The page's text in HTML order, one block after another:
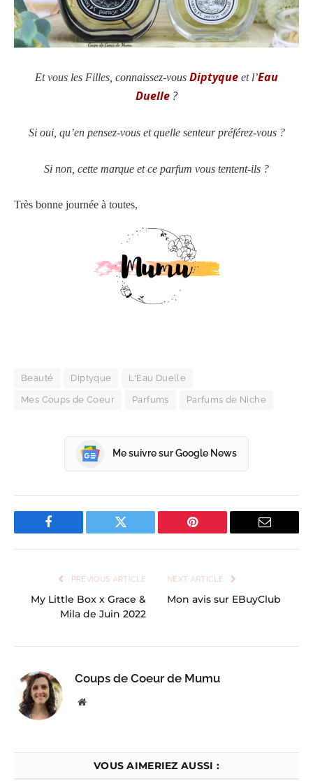
Et vous les Filles, connaissez-vous Diptyque et l’Eau
Duelle ?
Si oui, qu’en pensez-vous et quelle senteur préférez-vous ?
Si non, cette marque et ce parfum vous tentent-ils ?
Très bonne journée à toutes,
Beauté Diptyque L'Eau Duelle
Mes Coups de Coeur Parfums Parfums de Niche
Me suivre sur Google News
Facebook Twitter Pinterest Email
PREVIOUS ARTICLE
My Little Box x Grace &
Mila de Juin 2022
NEXT ARTICLE
Mon avis sur EBuyClub
Coups de Coeur de Mumu
Website
VOUS AIMERIEZ AUSSI :